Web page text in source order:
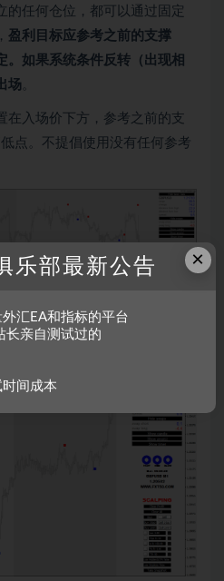
的任何仓位，都可以通过固定
盈利目标应参考之前的支撑
。如果系统条件反转（出现相
场
在入场价下方，参考之前的支
点。不提倡使用没有任何参考
×
乐部最新公告
汇EA和指标的平台
长亲自测试过的
间成本